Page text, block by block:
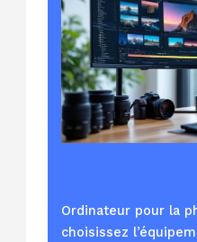
Ordinateur pour la
choisissez